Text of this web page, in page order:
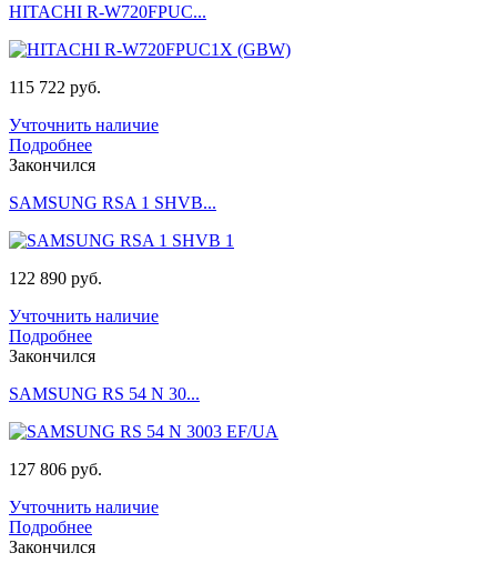
HITACHI R-W720FPUC...
115 722 руб.
Учточнить наличие
Подробнее
Закончился
SAMSUNG RSA 1 SHVB...
122 890 руб.
Учточнить наличие
Подробнее
Закончился
SAMSUNG RS 54 N 30...
127 806 руб.
Учточнить наличие
Подробнее
Закончился